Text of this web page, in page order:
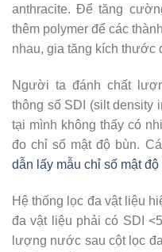
anthracite. Để tăng
thêm polymer để các
nhau, gia tăng kích thước
Người ta đánh chất
thông số SDI (silt density
tại mình không thấy có
đo chỉ số mật độ bùn.
dẫn lấy mẫu chỉ số mật
Hệ thống lọc đa vật liệu
đa vật liệu phải có SDI
lượng nước sau cột lọc